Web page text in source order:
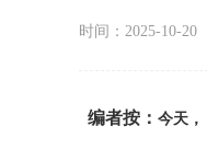
时间：2025-10-20
编者按： 今天